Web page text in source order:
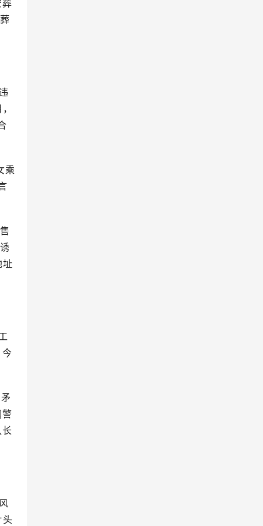
乘
址
头